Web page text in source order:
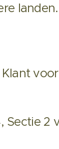
landen.
Sectie 2